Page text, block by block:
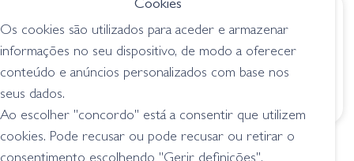
€ 9.50
Amostra
Manolo&co 1/2
120mm BLS
swimbaits
Amostra Bariki Shad
5.8-03 Wakasagi
Cookies
Os cookies são utilizados para aceder e armazenar
informações no seu dispositivo, de modo a oferecer
conteúdo e anúncios personalizados com base nos
seus dados.
Ao escolher "concordo" está a consentir que utilizem
cookies. Pode recusar ou pode recusar ou retirar o